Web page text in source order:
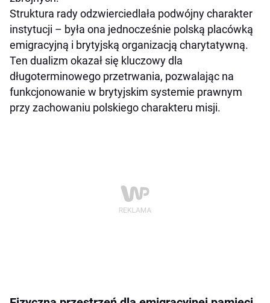
Struktura rady odzwierciedlała podwójny charakter
instytucji – była ona jednocześnie polską placówką
emigracyjną i brytyjską organizacją charytatywną.
Ten dualizm okazał się kluczowy dla
długoterminowego przetrwania, pozwalając na
funkcjonowanie w brytyjskim systemie prawnym
przy zachowaniu polskiego charakteru misji.